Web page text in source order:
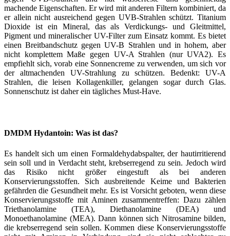
machende Eigenschaften. Er wird mit anderen Filtern kombiniert, da
er allein nicht ausreichend gegen UVB-Strahlen schützt. Titanium
Dioxide ist ein Mineral, das als Verdickungs- und Gleitmittel,
Pigment und mineralischer UV-Filter zum Einsatz kommt. Es bietet
einen Breitbandschutz gegen UV-B Strahlen und in hohem, aber
nicht komplettem Maße gegen UV-A Strahlen (nur UVA2). Es
empfiehlt sich, vorab eine Sonnencreme zu verwenden, um sich vor
der altmachenden UV-Strahlung zu schützen. Bedenkt: UV-A
Strahlen, die leisen Kollagenkiller, gelangen sogar durch Glas.
Sonnenschutz ist daher ein tägliches Must-Have.
DMDM Hydantoin: Was ist das?
Es handelt sich um einen Formaldehydabspalter, der hautirritierend
sein soll und in Verdacht steht, krebserregend zu sein. Jedoch wird
das Risiko nicht größer eingestuft als bei anderen
Konservierungsstoffen. Sich ausbreitende Keime und Bakterien
gefährden die Gesundheit mehr. Es ist Vorsicht geboten, wenn diese
Konservierungsstoffe mit Aminen zusammentreffen: Dazu zählen
Triethanolamine (TEA), Diethanolamine (DEA) und
Monoethanolamine (MEA). Dann können sich Nitrosamine bilden,
die krebserregend sein sollen. Kommen diese Konservierungsstoffe